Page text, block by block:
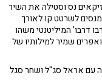
נס וסטילה את השיר
לשרטט קו לאורך
דרבו' המיליטנטי משהו
ואפרים שמיר למילותיו של
עם אראל סג"ל ושחר סגל